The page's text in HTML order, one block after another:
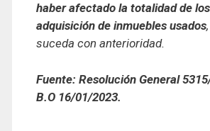
haber afectado la totalidad de
adquisición de inmuebles usados
suceda con anterioridad.
Fuente: Resolución General
B.O 16/01/2023.